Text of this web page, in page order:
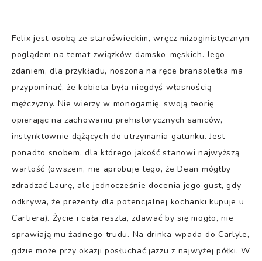
Felix jest osobą ze staroświeckim, wręcz mizoginistycznym
poglądem na temat związków damsko-męskich. Jego
zdaniem, dla przykładu, noszona na ręce bransoletka ma
przypominać, że kobieta była niegdyś własnością
mężczyzny. Nie wierzy w monogamię, swoją teorię
opierając na zachowaniu prehistorycznych samców,
instynktownie dążących do utrzymania gatunku. Jest
ponadto snobem, dla którego jakość stanowi najwyższą
wartość (owszem, nie aprobuje tego, że Dean mógłby
zdradzać Laurę, ale jednocześnie docenia jego gust, gdy
odkrywa, że prezenty dla potencjalnej kochanki kupuje u
Cartiera). Życie i cała reszta, zdawać by się mogło, nie
sprawiają mu żadnego trudu. Na drinka wpada do Carlyle,
gdzie może przy okazji posłuchać jazzu z najwyżej półki. W